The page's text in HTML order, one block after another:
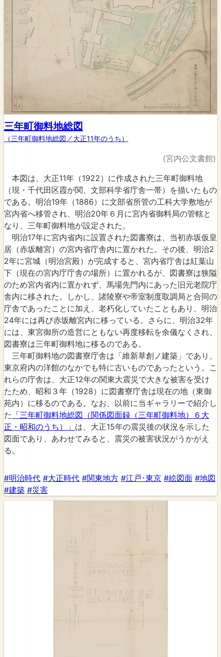
三年町御料地総図
（三年町御料地総図／大正11年のうち）
(宮内公文書館)
本図は、大正11年（1922）に作成された三年町御料地
（現・千代田区霞が関、文部科学省庁舎一帯）を描いたもの
である。明治19年（1886）に文部省所管の工科大学敷地が
宮内省へ移管され、明治20年６月に宮内省御料局の管轄と
なり、三年町御料地が設定された。
明治17年に宮内省内に設置された図書寮は、当初赤坂仮皇
居（赤坂離宮）の宮内省庁舎内に置かれた。その後、明治2
2年に宮城（明治宮殿）が完成すると、宮内省庁舎は紅葉山
下（現在の宮内庁庁舎の場所）に置かれるが、図書寮は狭隘
のため宮内省内に置かれず、馬場先門内にあった旧元老院庁
舎内に移された。しかし、諸陵寮や帝室制度取調局と合同の
庁舎であったことに加え、老朽化していたこともあり、明治
24年には再び赤坂離宮内に移っている。さらに、明治32年
には、東宮御所の造営にともない再度移転を余儀なくされ、
図書寮は三年町御料地に移るのである。
三年町御料地の図書寮庁舎は「維新草創ノ建築」であり、
東京府内の洋館のなかでも特に古いものであったという。こ
れらの庁舎は、大正12年の関東大震災で大きな被害を受け
たため、昭和３年（1928）に図書寮庁舎は現在の地（東御
苑内）に移るのである。なお、以前に当ギャラリーで紹介し
た 「三年町御料地総図（関係図面録（三年町御料地）６大
正・昭和のうち）」 は、大正15年の震災後の状況を示した
図面であり、あわせてみると、震災の被害状況がうかがえ
る。
#明治時代 #大正時代 #関東地方 #江戸･東京 #絵図面 #地図
#建築 #災害